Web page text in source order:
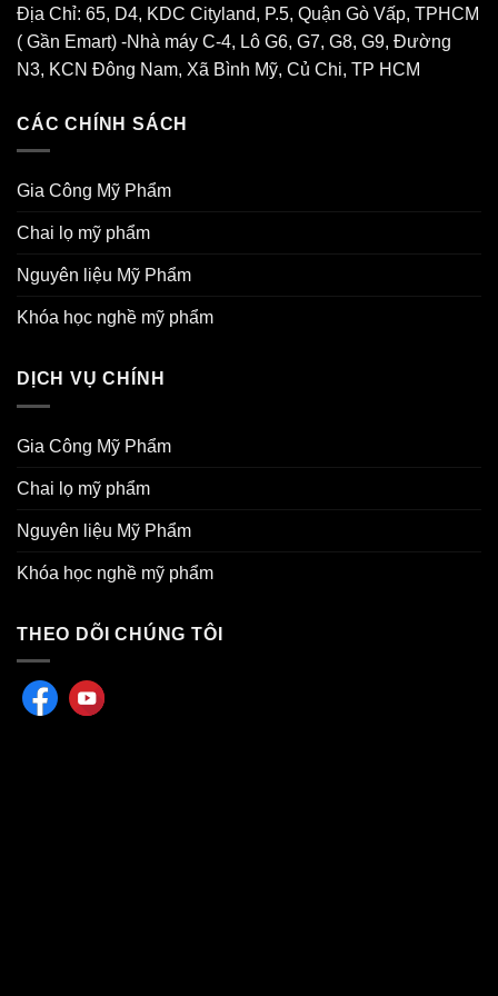
Địa Chỉ: 65, D4, KDC Cityland, P.5, Quận Gò Vấp, TPHCM
( Gần Emart) -Nhà máy C-4, Lô G6, G7, G8, G9, Đường
N3, KCN Đông Nam, Xã Bình Mỹ, Củ Chi, TP HCM
CÁC CHÍNH SÁCH
Gia Công Mỹ Phẩm
Chai lọ mỹ phẩm
Nguyên liệu Mỹ Phẩm
Khóa học nghề mỹ phẩm
DỊCH VỤ CHÍNH
Gia Công Mỹ Phẩm
Chai lọ mỹ phẩm
Nguyên liệu Mỹ Phẩm
Khóa học nghề mỹ phẩm
THEO DÕI CHÚNG TÔI